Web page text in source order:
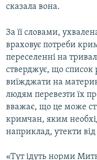
сказала вона.
За її словами,
враховує потреби
переселенні на
стверджує, що
виїжджати на
людям перевезти їх
вважає, що це може
кримчан, яким
наприклад, утекти
«Тут ідуть норми